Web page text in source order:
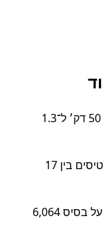
משך הנסיעה באוטובוס נמשך לרוב בין 50 דק׳ ל־1.3
ב־365 הימים האחרונים נעו מחירי הכרטיסים בין 17
נוסעים העניקו דירוג ממוצע של 4.78/5 על בסיס 6,064